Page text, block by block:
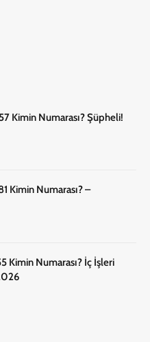
Kimin Numarası? Şüpheli!
Kimin Numarası? –
Kimin Numarası? İç İşleri